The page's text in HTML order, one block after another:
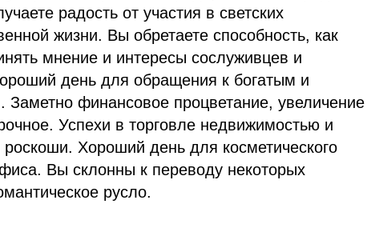
радость от участия в светских
жизни. Вы обретаете способность, как
мнение и интересы сослуживцев и
день для обращения к богатым и
финансовое процветание, увеличение
Успехи в торговле недвижимостью и
Хороший день для косметического
Вы склонны к переводу некоторых
русло.